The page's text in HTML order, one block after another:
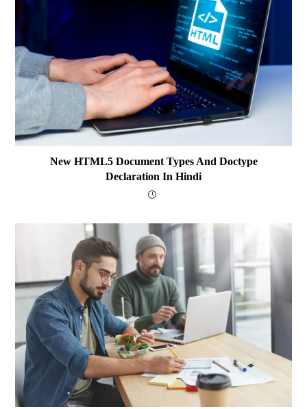
New HTML5 Document Types And Doctype
Declaration In Hindi